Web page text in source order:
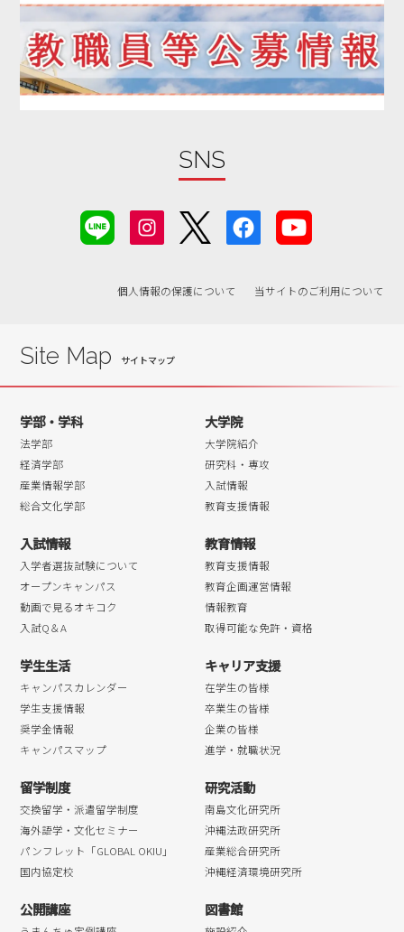
SNS
個人情報の保護について 当サイトのご利用について
Site Map
学部・学科
法学部
経済学部
産業情報学部
総合文化学部
大学院
大学院紹介
研究科・専攻
入試情報
教育支援情報
入試情報
入学者選抜試験について
オープンキャンパス
動画で見るオキコク
入試Q＆A
教育情報
教育支援情報
教育企画運営情報
情報教育
取得可能な免許・資格
学生生活
キャンパスカレンダー
学生支援情報
奨学金情報
キャンパスマップ
キャリア支援
在学生の皆様
卒業生の皆様
企業の皆様
進学・就職状況
留学制度
交換留学・派遣留学制度
海外語学・文化セミナー
パンフレット「GLOBAL OKIU」
国内協定校
研究活動
南島文化研究所
沖縄法政研究所
産業総合研究所
沖縄経済環境研究所
公開講座 図書館